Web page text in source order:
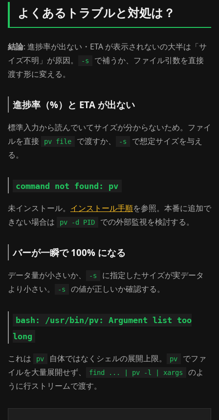
よくあるトラブルと対処は？
結論: 進捗率が出ない・ETA が表示されないの大半は「サ
イズ不明」が原因。
-s
で補うか、ファイル引数を直接
渡す形に変える。
進捗率（%）と ETA が出ない
標準入力から読んでいてサイズが分からないため。ファイ
ルを直接
pv file で渡すか、 -s
で想定サイズを与え
る。
command not found: pv
未インストール。 インストール手順を参照。本番に追加で
きない場合は
pv -d PID での外部監視を検討する。
バーが一瞬で 100% になる
データ量が小さいか、 -s
に指定したサイズが実データ
より小さい。
-s の値が正しいか確認する。
bash: /usr/bin/pv: Argument list too
long
これは pv 自体ではなくシェルの展開上限。 pv
でファ
イルを大量展開せず、
find ... | pv -l | xargs
のよ
うに行ストリームで渡す。